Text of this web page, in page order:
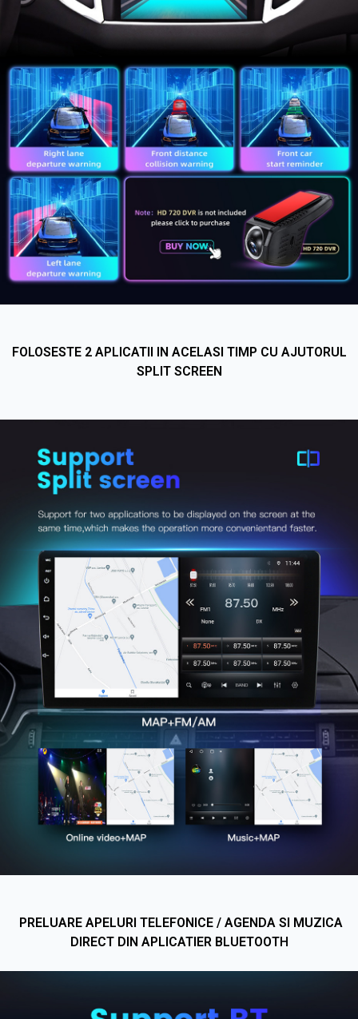
FOLOSESTE 2 APLICATII IN ACELASI TIMP CU AJUTORUL
SPLIT SCREEN
PRELUARE APELURI TELEFONICE / AGENDA SI MUZICA
DIRECT DIN APLICATIER BLUETOOTH